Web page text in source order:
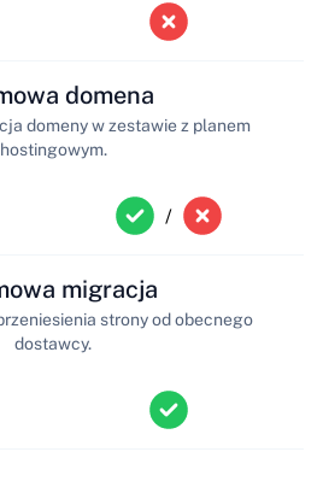
domena
domeny w zestawie z planem
hostingowym.
/
migracja
strony od obecnego
dostawcy.